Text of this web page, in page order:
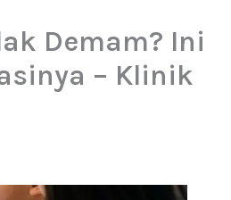
Demam? Ini
– Klinik